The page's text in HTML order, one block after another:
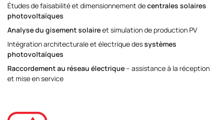
Études de faisabilité et dimensionnement decentrales solaires
photovoltaïques
Analyse du gisement solaireet simulation de production PV
Intégration architecturale et électrique dessystèmes
photovoltaïques
Raccordement au réseau électrique– assistance à la réception
et mise en service